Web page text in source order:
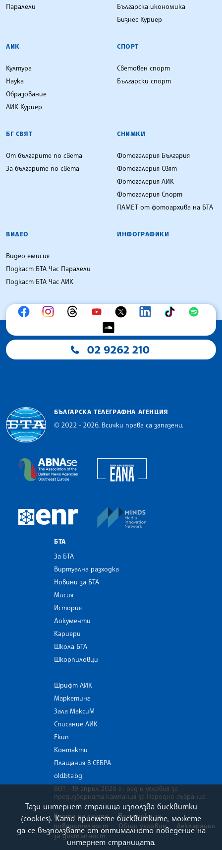
Паралели
Българска икономика
Бизнес Куриер
ЛИК
Култура
Наука
Образование
ЛИК Куриер
СПОРТ
Световен спорт
Български спорт
БГ СВЯТ
От българите по света
За българите по света
СНИМКИ
Фотогалерия България
Фотогалерия Свят
Фотогалерия ЛИК
Фотогалерия Спорт
ПАМЕТ от фотоархива на БТА
ВИДЕО
Видео емисия
Подкаст БТА Час Паралели
Подкаст БТА Час ЛИК
ИНФОГРАФИКИ
02 9262 210
БЪЛГАРСКА ТЕЛЕГРАФНА АГЕНЦИЯ
© 2022 - 2026, Всички права са запазени.
The Assocoation of the Balkan News Agencies
European Newsroom
БТА
За БТА
Виртуална разходка
Новини за БТА
Мисия
История
Документи
Кариери
Школа БТА
Шкорпиловци
Шрифт ЛИК
Маркетинг
Зала МаксиМ
Списание ЛИК
Екип
Контакти
Плащания в СЕБРА
old.bta.bg
ВОТ - 19 април 2026 г . ред и условия за
предизборната кампания за Народно събрание
Карта на сайта
Политика за
поверителност
Общи условия
Декларация
за достъпност
Тази интернет страница използва бисквитки
(cookies). Като приемете бисквитките, можете
да се възползвате от оптималното поведение на
интернет страницата.